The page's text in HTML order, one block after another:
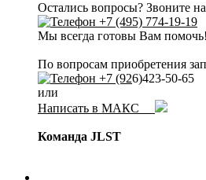
Остались вопросы? Звоните
+7 (495) 774-19-19
Мы всегда готовы Вам помочь!
По вопросам приобретения
+7 (926)423-50-65
или
Написать в МАКС
Команда JLST